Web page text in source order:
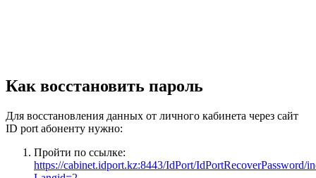
Как восстановить пароль
Для восстановления данных от личного кабинета через сайт
ID port абоненту нужно:
Пройти по ссылке:
https://cabinet.idport.kz:8443/IdPort/IdPortRecoverPassword/